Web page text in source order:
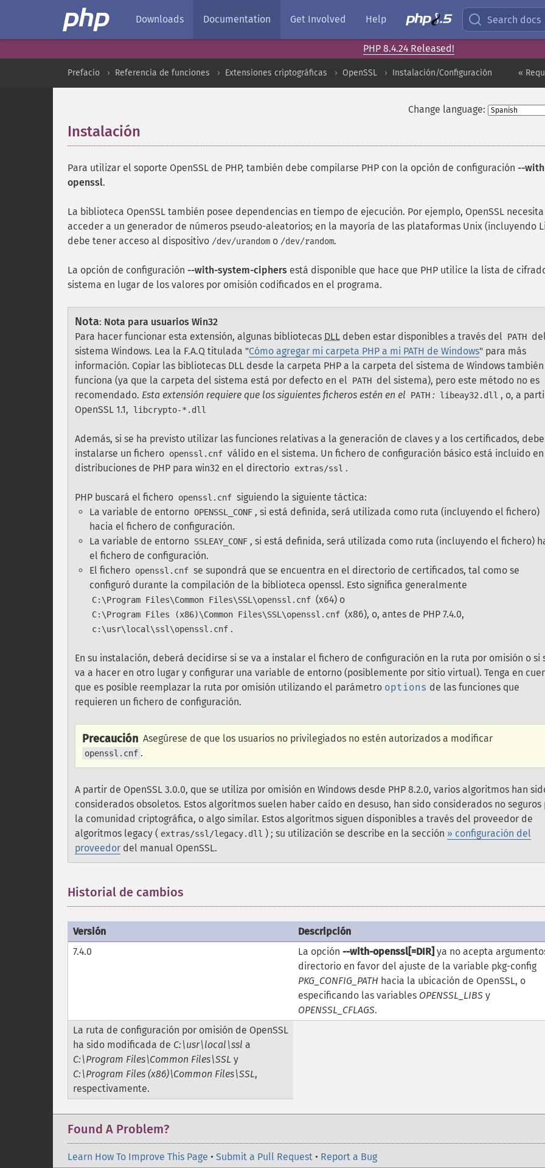
Downloads Documentation Get Involved Help Search docs
PHP 8.4.24 Released!
«
Prefacio Referencia de funciones Extensiones criptográficas OpenSSL Instalación/Configuración
Change language:
Instalación
Para utilizar el soporte OpenSSL de PHP, también debe compilarse PHP con la opción de configuración --
openssl.
La biblioteca OpenSSL también posee dependencias en tiempo de ejecución. Por ejemplo, OpenSSL necesita
acceder a un generador de números pseudo-aleatorios; en la mayoría de las plataformas Unix (incluyendo
debe tener acceso al dispositivo /dev/urandom o /dev/random.
La opción de configuración --with-system-ciphers está disponible que hace que PHP utilice la lista de
sistema en lugar de los valores por omisión codificados en el programa.
Nota: Nota para usuarios Win32
Para hacer funcionar esta extensión, algunas bibliotecas DLL deben estar disponibles a través del PATH
sistema Windows. Lea la F.A.Q titulada "Cómo agregar mi carpeta PHP a mi PATH de Windows" para más
información. Copiar las bibliotecas DLL desde la carpeta PHP a la carpeta del sistema de Windows también
funciona (ya que la carpeta del sistema está por defecto en el
PATH del sistema), pero este método no es
recomendado. Esta extensión requiere que los siguientes ficheros estén en el PATH : libeay32.dll , o, a
OpenSSL 1.1,
libcrypto-*.dll
Además, si se ha previsto utilizar las funciones relativas a la generación de claves y a los certificados, debe
instalarse un fichero openssl.cnf válido en el sistema. Un fichero de configuración básico está incluido
distribuciones de PHP para win32 en el directorio extras/ssl .
PHP buscará el fichero openssl.cnf siguiendo la siguiente táctica:
La variable de entorno OPENSSL_CONF , si está definida, será utilizada como ruta (incluyendo el fichero)
hacia el fichero de configuración.
La variable de entorno SSLEAY_CONF , si está definida, será utilizada como ruta (incluyendo el fichero)
el fichero de configuración.
El fichero openssl.cnf se supondrá que se encuentra en el directorio de certificados, tal como se
configuró durante la compilación de la biblioteca openssl. Esto significa generalmente
C:\Program Files\Common Files\SSL\openssl.cnf (x64) o
C:\Program Files (x86)\Common Files\SSL\openssl.cnf (x86), o, antes de PHP 7.4.0,
c:\usr\local\ssl\openssl.cnf .
En su instalación, deberá decidirse si se va a instalar el fichero de configuración en la ruta por omisión o si
va a hacer en otro lugar y configurar una variable de entorno (posiblemente por sitio virtual). Tenga en
que es posible reemplazar la ruta por omisión utilizando el parámetro options de las funciones que
requieren un fichero de configuración.
Precaución Asegúrese de que los usuarios no privilegiados no estén autorizados a modificar
openssl.cnf .
A partir de OpenSSL 3.0.0, que se utiliza por omisión en Windows desde PHP 8.2.0, varios algoritmos han
considerados obsoletos. Estos algoritmos suelen haber caído en desuso, han sido considerados no seguros
la comunidad criptográfica, o algo similar. Estos algoritmos siguen disponibles a través del proveedor de
algoritmos legacy ( extras/ssl/legacy.dll ) ; su utilización se describe en la sección » configuración del
proveedor del manual OpenSSL.
Historial de cambios
Versión
Descripción
7.4.0
La opción --with-openssl[=DIR] ya no acepta
directorio en favor del ajuste de la variable pkg-config
PKG_CONFIG_PATH hacia la ubicación de OpenSSL, o
especificando las variables OPENSSL_LIBS y
OPENSSL_CFLAGS.
La ruta de configuración por omisión de OpenSSL
ha sido modificada de C:\usr\local\ssl a
C:\Program Files\Common Files\SSL y
C:\Program Files (x86)\Common Files\SSL,
respectivamente.
Found A Problem?
Learn How To Improve This Page • Submit a Pull Request • Report a Bug